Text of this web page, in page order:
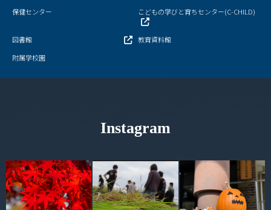
保健センター
こどもの学びと育ちセンター(C-CHILD)
図書館
教育資料館
附属学校園
Instagram